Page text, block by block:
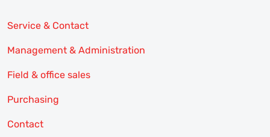
Service & Contact
Management & Administration
Field & office sales
Purchasing
Contact